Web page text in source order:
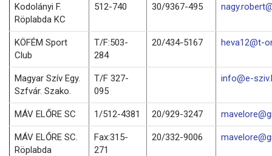
Kodolányi F.
Röplabda KC
512-740 30/9367-495
KÖFÉM Sport
Club
T/F:503-
284
20/434-5167 heva12@t-
Magyar Szív Egy.
Szfvár. Szako.
T/F 327-
095
info@e-
MÁV ELŐRE SC 1/512-4381 20/929-3247
MÁV ELŐRE SC.
Röplabda
Fax:315-
271
20/332-9006